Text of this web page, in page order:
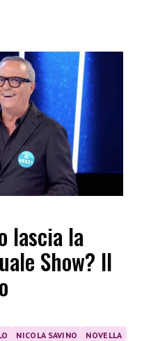
lascia la
Show? Il
NICOLA SAVINO
NOVELLA